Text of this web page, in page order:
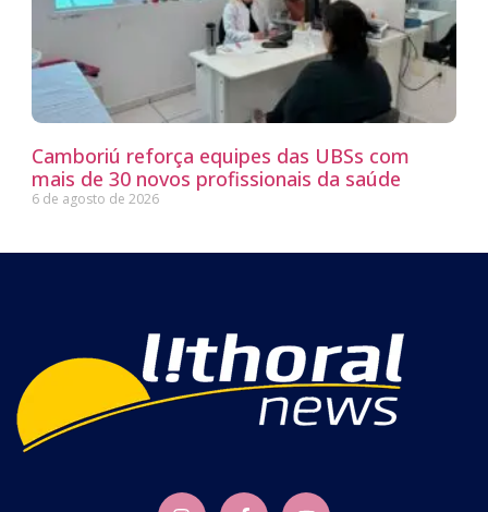
Camboriú reforça equipes das UBSs com
mais de 30 novos profissionais da saúde
6 de agosto de 2026